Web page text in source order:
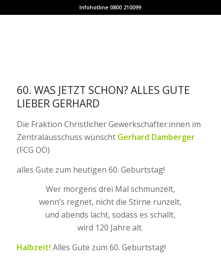
Infohotline 0800 210099
60. WAS JETZT SCHON? ALLES GUTE
LIEBER GERHARD
Die Fraktion Christlicher Gewerkschafter:innen im
Zentralausschuss wünscht Gerhard Damberger
(FCG OÖ)
alles Gute zum heutigen 60. Geburtstag!
Wer morgens drei Mal schmunzelt,
wenn’s regnet, nicht die Stirne runzelt,
und abends lacht, sodass es schallt,
wird 120 Jahre alt.
Halbzeit! Alles Gute zum 60. Geburtstag!